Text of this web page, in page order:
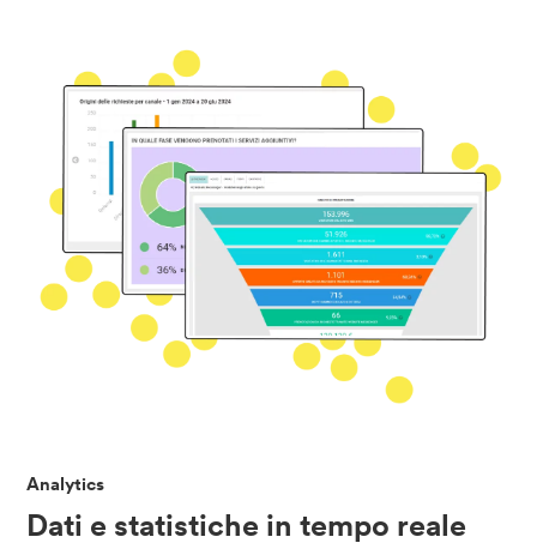
Analytics
Dati e statistiche in tempo reale